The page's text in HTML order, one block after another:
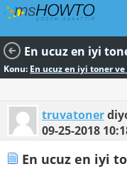
En ucuz en iyi
Konu: En ucuz en iyi toner
truvatoner
09-25-2018
En ucuz en iyi